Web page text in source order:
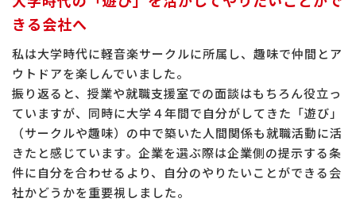
きる会社へ
私は大学時代に軽音楽サークルに所属し、趣味で仲間とア
ウトドアを楽しんでいました。
振り返ると、授業や就職支援室での面談はもちろん役立っ
ていますが、同時に大学４年間で自分がしてきた「遊び」
（サークルや趣味）の中で築いた人間関係も就職活動に活
きたと感じています。企業を選ぶ際は企業側の提示する条
件に自分を合わせるより、自分のやりたいことができる会
社かどうかを重要視しました。